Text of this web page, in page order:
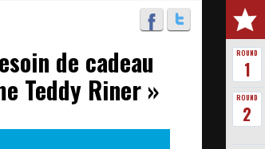
ROUND
1
ROUND
2
de cadeau
Teddy Riner »